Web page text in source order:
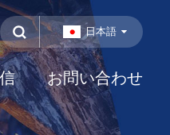
日本語
お問い合わせ